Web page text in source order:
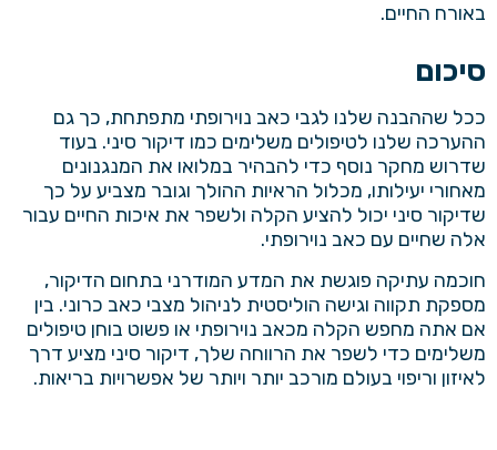
באורח החיים.
סיכום
ככל שההבנה שלנו לגבי כאב נוירופתי מתפתחת, כך גם
ההערכה שלנו לטיפולים משלימים כמו דיקור סיני. בעוד
שדרוש מחקר נוסף כדי להבהיר במלואו את המנגנונים
מאחורי יעילותו, מכלול הראיות ההולך וגובר מצביע על כך
שדיקור סיני יכול להציע הקלה ולשפר את איכות החיים עבור
אלה שחיים עם כאב נוירופתי.
חוכמה עתיקה פוגשת את המדע המודרני בתחום הדיקור,
מספקת תקווה וגישה הוליסטית לניהול מצבי כאב כרוני. בין
אם אתה מחפש הקלה מכאב נוירופתי או פשוט בוחן טיפולים
משלימים כדי לשפר את הרווחה שלך, דיקור סיני מציע דרך
לאיזון וריפוי בעולם מורכב יותר ויותר של אפשרויות בריאות.